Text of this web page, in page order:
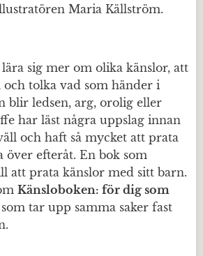
Maria Källström.
sig mer om olika känslor, att
och tolka vad som händer i
blir ledsen, arg, orolig eller
har läst några uppslag innan
och haft så mycket att prata
över efteråt. En bok som
att prata känslor med sitt barn.
Känsloboken: för dig som
som tar upp samma saker fast